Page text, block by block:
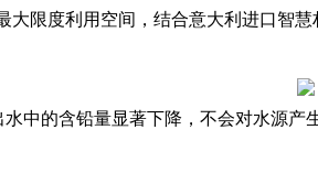
限度利用空间，结合意大利进口智
中的含铅量显著下降，不会对水源